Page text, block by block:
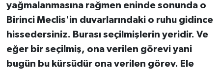
yağmalanmasına rağmen eninde sonunda o
Birinci Meclis'in duvarlarındaki o ruhu gidince
hissedersiniz. Burası seçilmişlerin yeridir. Ve
eğer bir seçilmiş, ona verilen görevi yani
bugün bu kürsüdür ona verilen görev. Ele